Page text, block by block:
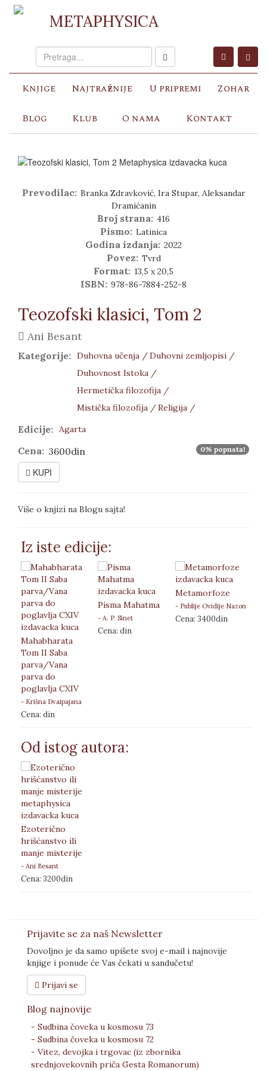
METAPHYSICA
Knjige Najtraženije U pripremi Zohar
Blog Klub O nama Kontakt
Prevodilac: Branka Zdravković, Ira Stupar, Aleksandar
Dramićanin
Broj strana: 416
Pismo: Latinica
Godina izdanja: 2022
Povez: Tvrd
Format: 13,5 x 20,5
ISBN: 978-86-7884-252-8
Teozofski klasici, Tom 2
Ani Besant
Kategorije: Duhovna učenja /Duhovni zemljopisi /
Duhovnost Istoka /
Hermetička filozofija /
Mistička filozofija /Religija /
Edicije: Agarta
Cena: 3600din 0% popusta!
KUPI
Više o knjizi na Blogu sajta!
Iz iste edicije:
Mahabharata
Tom II Saba
parva/Vana
parva do
poglavlja CXIV
- Krišna Dvaipajana
Vjasa
Cena: din
Pisma Mahatma
- A. P. Sinet
Cena: din
Metamorfoze
- Publije Ovidije Nazon
Cena: 3400din
Od istog autora:
Ezoterično
hrišćanstvo ili
manje misterije
- Ani Besant
Cena: 3200din
Prijavite se za naš Newsletter
Dovoljno je da samo upišete svoj e-mail i najnovije
knjige i ponude će Vas čekati u sandučetu!
Prijavi se
Blog najnovije
- Sudbina čoveka u kosmosu 73
- Sudbina čoveka u kosmosu 72
- Vitez, devojka i trgovac (iz zbornika
srednjovekovnih priča Gesta Romanorum)